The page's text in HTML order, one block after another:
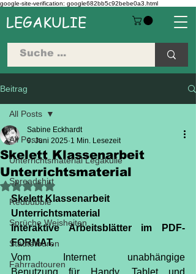
google-site-verification: google682bb5c92bebe0a3.html
LEGAKULIE
Beitrag
All Posts
Unterrichtsmaterial Legakulie
Spreadshirt
Redbubble
Sprüche Weisheiten
Städtetouren
Fahrradtouren
All Posts
Skelett Klassenarbeit
Unterrichtsmaterial
Sabine Eckhardt
9. Juni 2025 1 Min. Lesezeit
Mit NaN von 5 Sternen bewertet.
Skelett Klassenarbeit
Unterrichtsmaterial
Interaktive Arbeitsblätter im PDF-
FORMAT.
Vom Internet unabhängige
Benutzung für Handy, Tablet und